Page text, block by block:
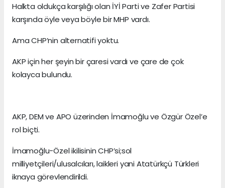
Halkta oldukça karşılığı olan İYİ Parti ve Zafer Partisi
karşında öyle veya böyle bir MHP vardı.
Ama CHP’nin alternatifi yoktu.
AKP için her şeyin bir çaresi vardı ve çare de çok
kolayca bulundu.
AKP, DEM ve APO üzerinden İmamoğlu ve Özgür Özel’e
rol biçti.
İmamoğlu-Özel ikilisinin CHP’si;sol
milliyetçileri/ulusalcıları, laikleri yani Atatürkçü Türkleri
iknaya görevlendirildi.